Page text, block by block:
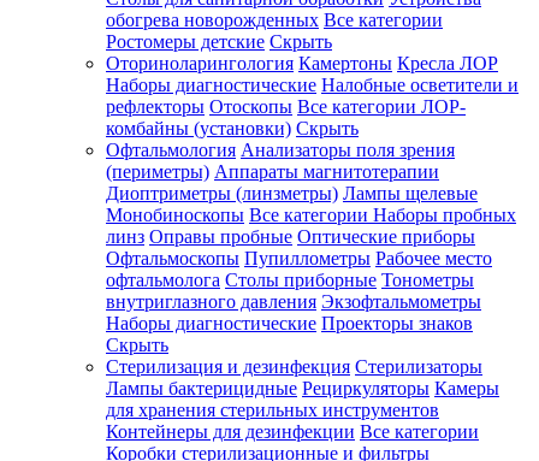
обогрева новорожденных Все категории
Ростомеры детские Скрыть
Оториноларингология Камертоны Кресла ЛОР
Наборы диагностические Налобные осветители и
рефлекторы Отоскопы Все категории ЛОР-
комбайны (установки) Скрыть
Офтальмология Анализаторы поля зрения
(периметры) Аппараты магнитотерапии
Диоптриметры (линзметры) Лампы щелевые
Монобиноскопы Все категории Наборы пробных
линз Оправы пробные Оптические приборы
Офтальмоскопы Пупиллометры Рабочее место
офтальмолога Столы приборные Тонометры
внутриглазного давления Экзофтальмометры
Наборы диагностические Проекторы знаков
Скрыть
Стерилизация и дезинфекция Стерилизаторы
Лампы бактерицидные Рециркуляторы Камеры
для хранения стерильных инструментов
Контейнеры для дезинфекции Все категории
Коробки стерилизационные и фильтры